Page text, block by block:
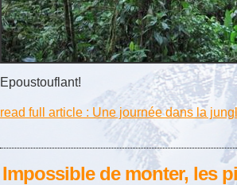
Epoustouflant!
read full article : Une journée dans la
Impossible de monter, les